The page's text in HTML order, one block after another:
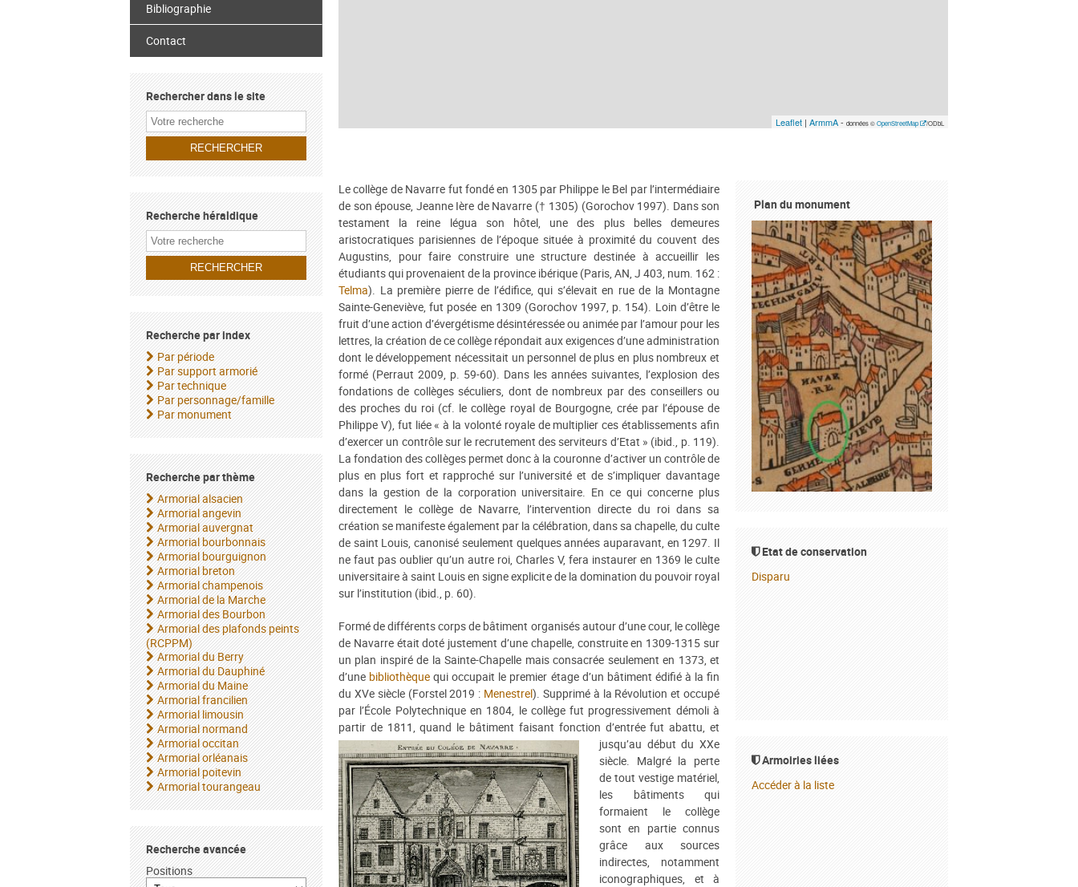
Bibliographie
Contact
Rechercher dans le site
Recherche héraldique
Recherche par index
Par période
Par support armorié
Par technique
Par personnage/famille
Par monument
Recherche par thème
Armorial alsacien
Armorial angevin
Armorial auvergnat
Armorial bourbonnais
Armorial bourguignon
Armorial breton
Armorial champenois
Armorial de la Marche
Armorial des Bourbon
Armorial des plafonds peints
(RCPPM)
Armorial du Berry
Armorial du Dauphiné
Armorial du Maine
Armorial francilien
Armorial limousin
Armorial normand
Armorial occitan
Armorial orléanais
Armorial poitevin
Armorial tourangeau
Recherche avancée
Positions
Leaflet | ArmmA- données ©OpenStreetMap /ODbL
Plan du monument
Etat de conservation
Disparu
Armoiries liées
Accéder à la liste
Le collège de Navarre fut fondé en 1305 par Philippe le Bel par l’intermédiaire
de son épouse, Jeanne Ière de Navarre († 1305) (Gorochov 1997). Dans son
testament la reine légua son hôtel, une des plus belles demeures
aristocratiques parisiennes de l’époque située à proximité du couvent des
Augustins, pour faire construire une structure destinée à accueillir les
étudiants qui provenaient de la province ibérique (Paris, AN, J 403, num. 162 :
Telma). La première pierre de l’édifice, qui s’élevait en rue de la Montagne
Sainte-Geneviève, fut posée en 1309 (Gorochov 1997, p. 154). Loin d’être le
fruit d’une action d’évergétisme désintéressée ou animée par l’amour pour les
lettres, la création de ce collège répondait aux exigences d’une administration
dont le développement nécessitait un personnel de plus en plus nombreux et
formé (Perraut 2009, p. 59-60). Dans les années suivantes, l’explosion des
fondations de collèges séculiers, dont de nombreux par des conseillers ou
des proches du roi (cf. le collège royal de Bourgogne, crée par l’épouse de
Philippe V), fut liée « à la volonté royale de multiplier ces établissements afin
d’exercer un contrôle sur le recrutement des serviteurs d’Etat » (ibid., p. 119).
La fondation des collèges permet donc à la couronne d’activer un contrôle de
plus en plus fort et rapproché sur l’université et de s’impliquer davantage
dans la gestion de la corporation universitaire. En ce qui concerne plus
directement le collège de Navarre, l’intervention directe du roi dans sa
création se manifeste également par la célébration, dans sa chapelle, du culte
de saint Louis, canonisé seulement quelques années auparavant, en 1297. Il
ne faut pas oublier qu’un autre roi, Charles V, fera instaurer en 1369 le culte
universitaire à saint Louis en signe explicite de la domination du pouvoir royal
sur l’institution (ibid., p. 60).
Formé de différents corps de bâtiment organisés autour d’une cour, le collège
de Navarre était doté justement d’une chapelle, construite en 1309-1315 sur
un plan inspiré de la Sainte-Chapelle mais consacrée seulement en 1373, et
d’une bibliothèque qui occupait le premier étage d’un bâtiment édifié à la fin
du XVe siècle (Forstel 2019 : Menestrel). Supprimé à la Révolution et occupé
par l’École Polytechnique en 1804, le collège fut progressivement démoli à
partir de 1811, quand le bâtiment faisant fonction d’entrée fut abattu, et
jusqu’au début du XXe
siècle. Malgré la perte
de tout vestige matériel,
les bâtiments qui
formaient le collège
sont en partie connus
grâce aux sources
indirectes, notamment
iconographiques, et à